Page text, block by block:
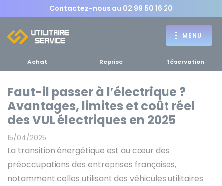
Contactez-nous au 02 99 50 16 20
MENU
MENU
Achat
RETOUR MENU
Achat Reprise Réservation
Faut-il passer à l’électrique ?
Avantages, limites et coût réel
des VUL électriques en 2025
15/04/2025
La transition énergétique est au cœur des
préoccupations des entreprises françaises,
notamment celles utilisant des véhicules utilitaires